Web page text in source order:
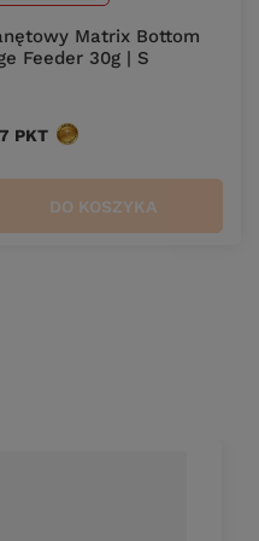
Matrix Bottom
Feeder 30g | S
PKT punktów
DO KOSZYKA